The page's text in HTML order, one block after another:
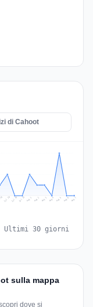
di Cahoot
Jul 29 Jul 30 Jul 31 Aug 1 Aug 2 Aug 3 Aug 4 Aug 5 Aug 6 Aug 7
Ultimi 30 giorni
sulla mappa
dove si